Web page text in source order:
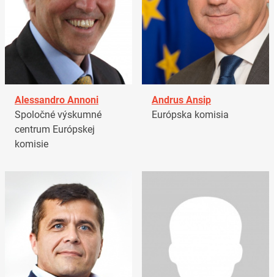
Alessandro Annoni
Spoločné výskumné
centrum Európskej
komisie
Andrus Ansip
Európska komisia